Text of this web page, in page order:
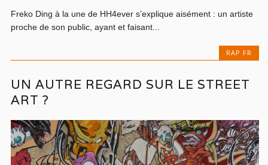
Freko Ding à la une de HH4ever s’explique aisément : un artiste
proche de son public, ayant et faisant...
RAP FR
UN AUTRE REGARD SUR LE STREET
ART ?